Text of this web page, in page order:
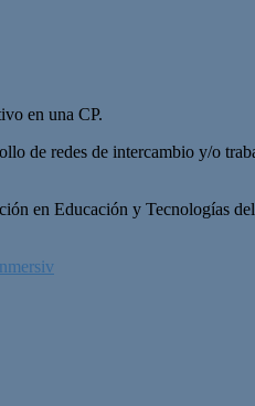
en una CP.
de redes de intercambio y/o
en Educación y Tecnologías